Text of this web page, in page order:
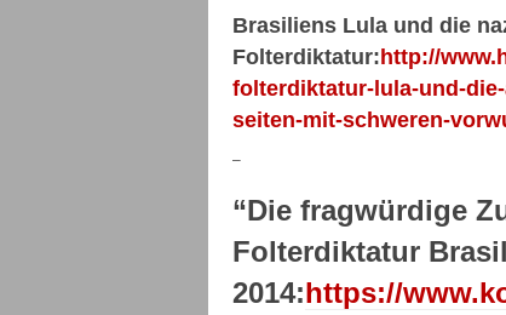
Brasiliens Lula und die
Folterdiktatur:http://
folterdiktatur-lula-und-
seiten-mit-schweren-
–
“Die fragwürdige
Folterdiktatur
2014:https://